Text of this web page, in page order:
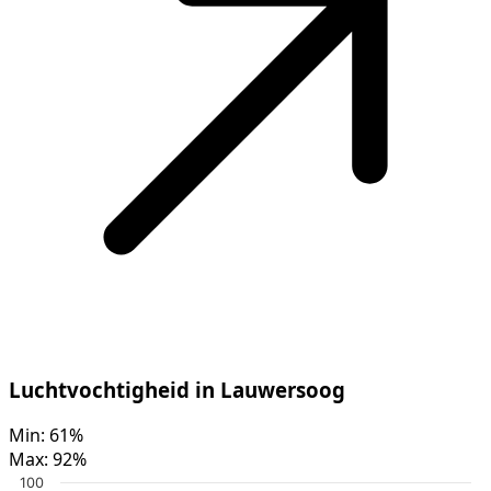
Luchtvochtigheid in Lauwersoog
Min: 61%
Max: 92%
100